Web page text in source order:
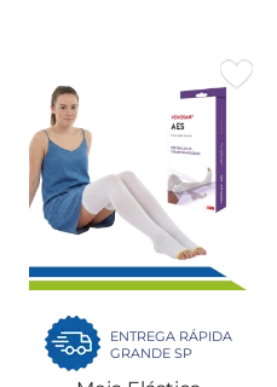
ENTREGA RÁPIDA
GRANDE SP